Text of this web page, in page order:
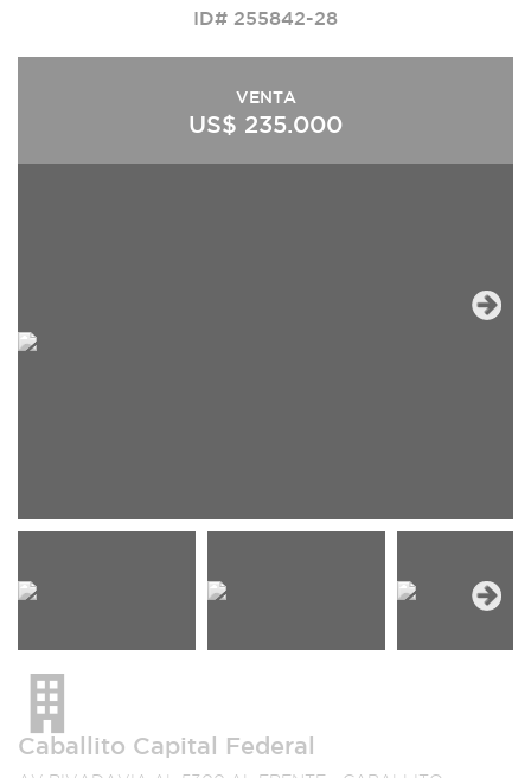
ID# 255842-28
VENTA
US$ 235.000
Caballito Capital Federal